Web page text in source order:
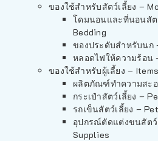
ของใช้สำหรับสัตว์เลี้ยง –
โดมนอนและที่นอนสัต
Bedding
ของประดับสำหรับนก
หลอดไฟให้ความร้อน
ของใช้สำหรับผู้เลี้ยง –
ผลิตภัณฑ์ทำความสะ
กระเป๋าสัตว์เลี้ยง –
รถเข็นสัตว์เลี้ยง –
อุปกรณ์ตัดแต่งขนสัตว์
Supplies